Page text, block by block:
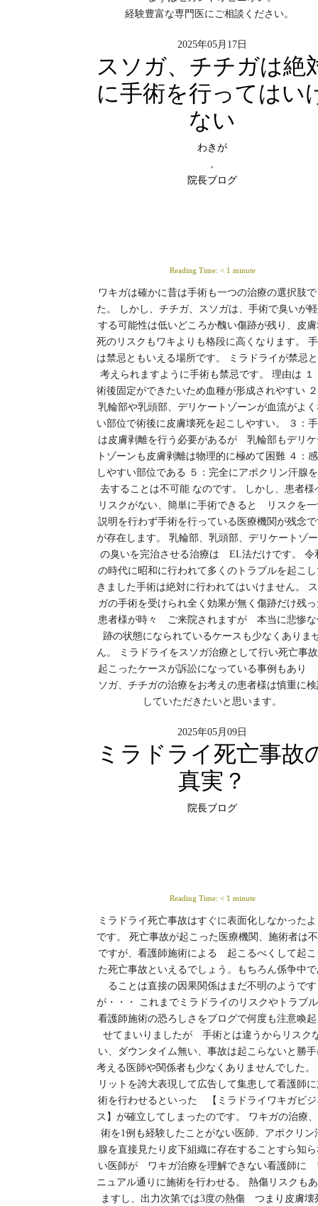
経験豊富な専門医にご相談ください。
2025年05月17日
スソガ、チチガは絶
に手術を行ってはい
ない
わきが
,
院長ブログ
Reading Time: < 1 minute
ワキガは確かに昔は手術も一つの治療の選択肢
た。 しかし、チチガ、スソガは、手術で臭いが
する可能性は低いどころか醜い傷跡が残り、皮
死のリスクもワキよりも格段に高くなります。
は禁忌ともいえる場所です。 ミラドライが禁忌
考えられますように手術も禁忌です。 理由は １
術後固定ができたいため血種が形成されやすい
乳輪部や乳頭部、デリケートゾーンが血流がよ
い部位で術後に皮膚壊死を起こしやすい。 ３：
は皮膚剥離を行う必要があるが 乳輪部もデリケ
トゾーンも皮膚剥離は物理的に極めて困難 ４：
しやすい部位である ５：完全にアポクリン汗腺
去することは不可能 なのです。 しかし、患者様
リスクがない、簡単に手術できると リスクを
説明を行わず手術を行っている医療機関が残念
が存在します。 乳輪部、乳頭部、デリケートゾ
の臭いを完治させる治療は EL法だけです。 令
の時代に昭和に行われて多くのトラブルを起こ
きました手術は絶対に行われてはいけません。
ガの手術を受けられ全く効果が無く傷跡だけ残
患者様が時々 ご来院されますが 本当に悲惨な
跡の状態になられているケースも少なくありま
ん。 ミラドライをスソガ治療として行い死亡事
起こったケースが訴訟になっている事例もあり
ソガ、チチガの治療をお考えの患者様は慎重に
していただきたいと思います。
2025年05月09日
ミラドライ死亡事故
真実？
院長ブログ
Reading Time: < 1 minute
ミラドライ死亡事故はすぐに表面化しなかった
です。 死亡事故が起こった医療機関、施術者は
ですが、看護師施術による 起こるべくして起こ
た死亡事故といえるでしょう。もちろん係争中
ることは直接の因果関係はまだ不明のようです
が・・・ これまでミラドライのリスクやトラブ
看護師施術の恐ろしさをブログで何度も注意喚
せてまいりましたが 手術とは違うからリスク
い、ダウンタイム無い、事故は起こらないと勝
考える医師や関係者も少なくありませんでした。
リットを誇大表現して広告して集患して看護師
術を行わせるといった 【ミラドライワキガビジ
ス】が確立してしまったのです。 ワキガの治療
術を1例も経験したことがない医師、アポクリン
腺を直接見たり皮下組織に存在することすら知
い医師が ワキガ治療を理解できない看護師に
ニュアル通りに施術を行わせる。 熱傷リスクも
ますし、出力次第では3度の熱傷 つまり皮膚壊